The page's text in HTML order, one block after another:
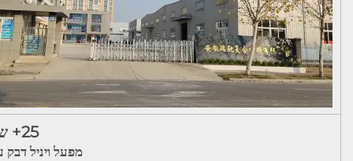
25+ שנים
מפעל ויניל דבק